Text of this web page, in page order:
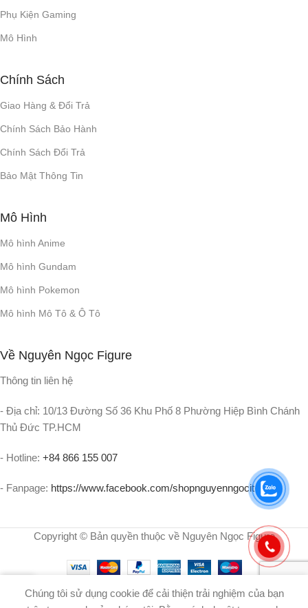
Phụ Kiện Gaming
Mô Hình
Chính Sách
Giao Hàng & Đổi Trả
Chính Sách Bảo Hành
Chính Sách Đổi Trả
Bảo Mật Thông Tin
Mô Hình
Mô hình Anime
Mô hình Gundam
Mô hình Pokemon
Mô hình Mô Tô & Ô Tô
Về Nguyên Ngọc Figure
Thông tin liên hệ
- Địa chỉ: 10/13 Đường Số 36 Khu Phố 8 Phường Hiệp Bình Chánh
Thủ Đức TP.HCM
- Hotline: +84 866 155 007
- Fanpage: https://www.facebook.com/shopnguyenngocit
Copyright © Bản quyền thuộc về Nguyên Ngọc Figure
Chúng tôi sử dụng cookie để cải thiện trải nghiệm của bạn